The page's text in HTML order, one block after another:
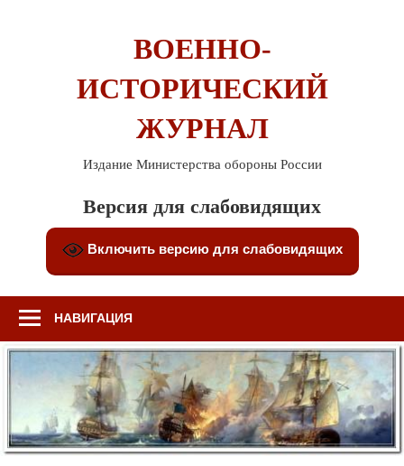
ВОЕННО-
ИСТОРИЧЕСКИЙ
ЖУРНАЛ
Издание Министерства обороны России
Версия для слабовидящих
Включить версию для слабовидящих
НАВИГАЦИЯ